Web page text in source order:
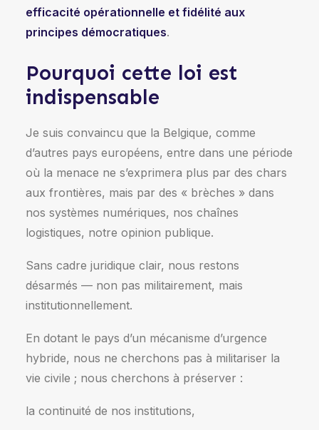
efficacité opérationnelle et fidélité aux
principes démocratiques.
Pourquoi cette loi est
indispensable
Je suis convaincu que la Belgique, comme
d’autres pays européens, entre dans une période
où la menace ne s’exprimera plus par des chars
aux frontières, mais par des « brèches » dans
nos systèmes numériques, nos chaînes
logistiques, notre opinion publique.
Sans cadre juridique clair, nous restons
désarmés — non pas militairement, mais
institutionnellement.
En dotant le pays d’un mécanisme d’urgence
hybride, nous ne cherchons pas à militariser la
vie civile ; nous cherchons à préserver :
la continuité de nos institutions,